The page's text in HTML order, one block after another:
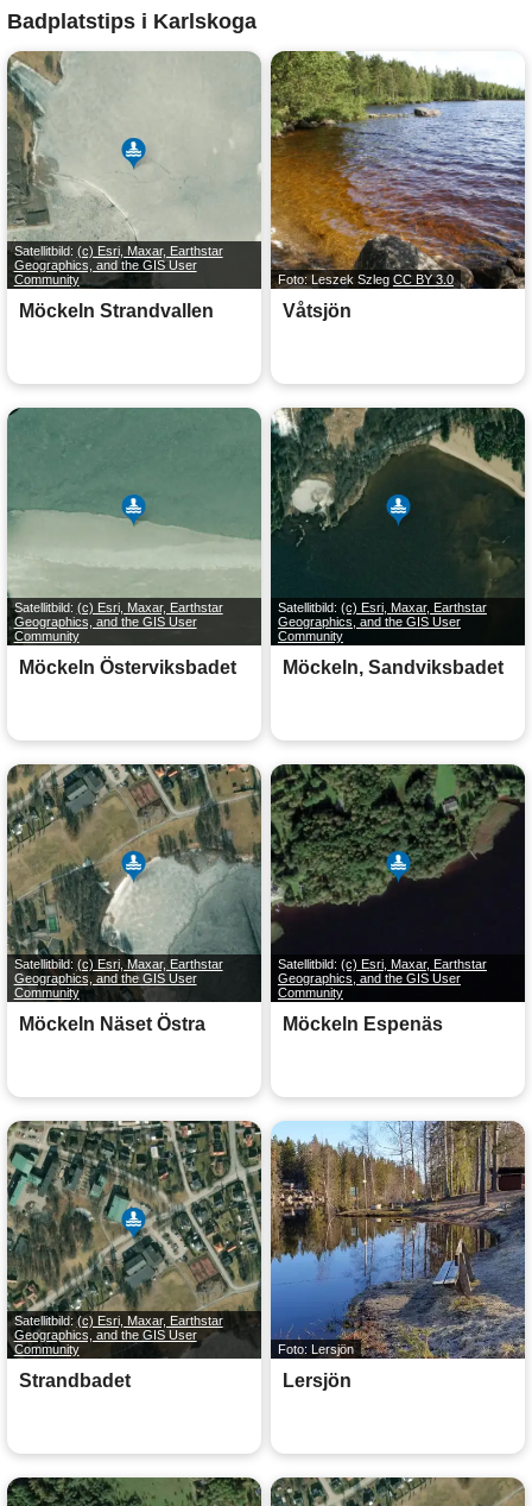
Badplatstips i Karlskoga
Satellitbild: (c) Esri, Maxar, Earthstar
Geographics, and the GIS User
Community
Möckeln Strandvallen
Foto: Leszek Szleg CC BY 3.0
Våtsjön
Satellitbild: (c) Esri, Maxar, Earthstar
Geographics, and the GIS User
Community
Möckeln Österviksbadet
Satellitbild: (c) Esri, Maxar, Earthstar
Geographics, and the GIS User
Community
Möckeln, Sandviksbadet
Satellitbild: (c) Esri, Maxar, Earthstar
Geographics, and the GIS User
Community
Möckeln Näset Östra
Satellitbild: (c) Esri, Maxar, Earthstar
Geographics, and the GIS User
Community
Möckeln Espenäs
Satellitbild:(c) Esri, Maxar, Earthstar
Geographics, and the GIS User
Community
Strandbadet
Foto: Lersjön
Lersjön